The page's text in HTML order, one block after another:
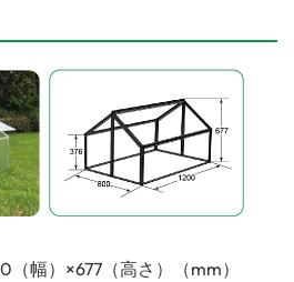
幅）×677（高さ）（mm）